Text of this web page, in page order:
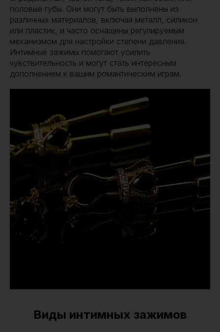
половые губы. Они могут быть выполнены из
различных материалов, включая металл, силикон
или пластик, и часто оснащены регулируемым
механизмом для настройки степени давления.
Интимные зажимы помогают усилить
чувствительность и могут стать интересным
дополнением к вашим романтическим играм.
Виды интимных зажимов